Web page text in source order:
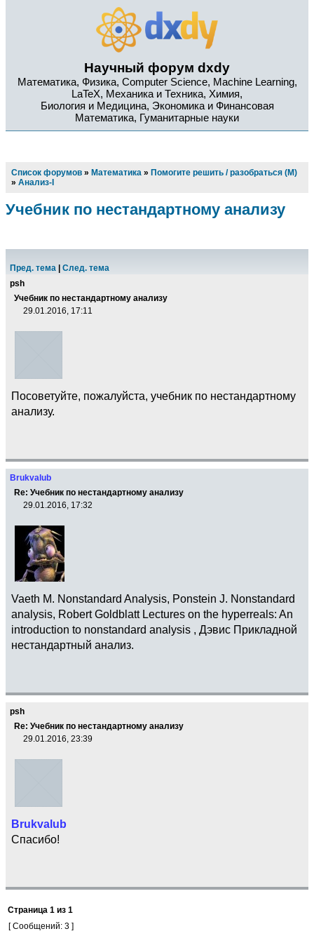
Научный форум dxdy
Математика, Физика, Computer Science, Machine Learning,
LaTeX, Механика и Техника, Химия,
Биология и Медицина, Экономика и Финансовая
Математика, Гуманитарные науки
Список форумов » Математика » Помогите решить / разобраться (М)
» Анализ-I
Учебник по нестандартному анализу
Пред. тема
След. тема
psh
Учебник по нестандартному анализу
29.01.2016, 17:11
Посоветуйте, пожалуйста, учебник по нестандартному
анализу.
Brukvalub
Re: Учебник по нестандартному анализу
29.01.2016, 17:32
Vaeth M. Nonstandard Analysis, Ponstein J. Nonstandard
analysis, Robert Goldblatt Lectures on the hyperreals: An
introduction to nonstandard analysis , Дэвис Прикладной
нестандартный анализ.
psh
Re: Учебник по нестандартному анализу
29.01.2016, 23:39
Brukvalub
Спасибо!
Страница 1 из 1
[ Сообщений: 3 ]